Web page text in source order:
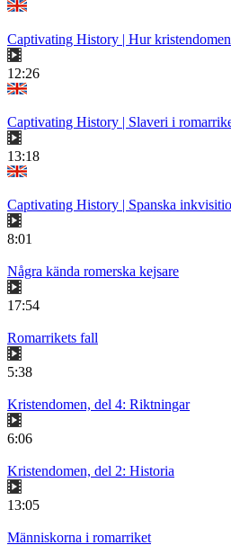
Captivating History | Hur
12:26
Captivating History | Slaveri i
13:18
Captivating History | Spanska
8:01
Några kända romerska kejsare
17:54
Romarrikets fall
5:38
Kristendomen, del 4: Riktningar
6:06
Kristendomen, del 2: Historia
13:05
Människorna i romarriket